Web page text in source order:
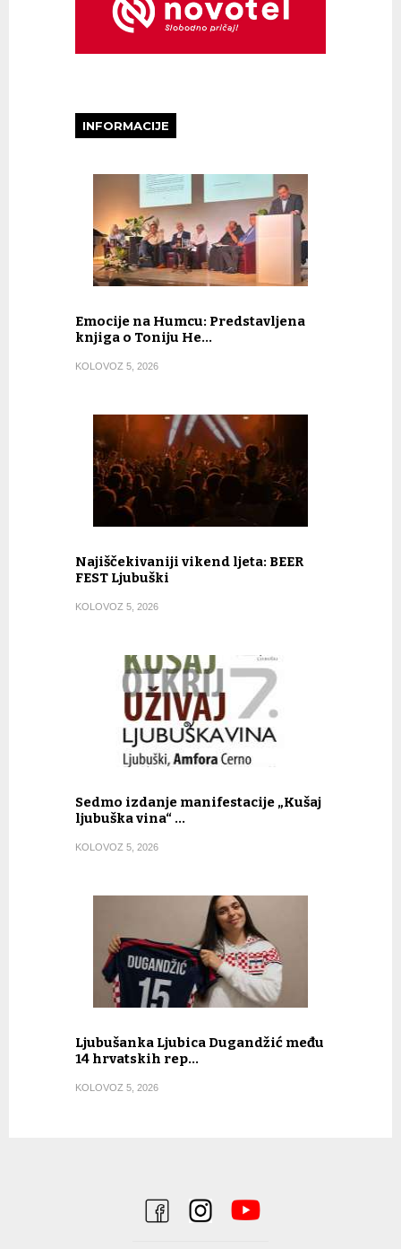
INFORMACIJE
Emocije na Humcu: Predstavljena
knjiga o Toniju He…
KOLOVOZ 5, 2026
Najiščekivaniji vikend ljeta: BEER
FEST Ljubuški
KOLOVOZ 5, 2026
Sedmo izdanje manifestacije „Kušaj
ljubuška vina“ …
KOLOVOZ 5, 2026
Ljubušanka Ljubica Dugandžić među
14 hrvatskih rep…
KOLOVOZ 5, 2026